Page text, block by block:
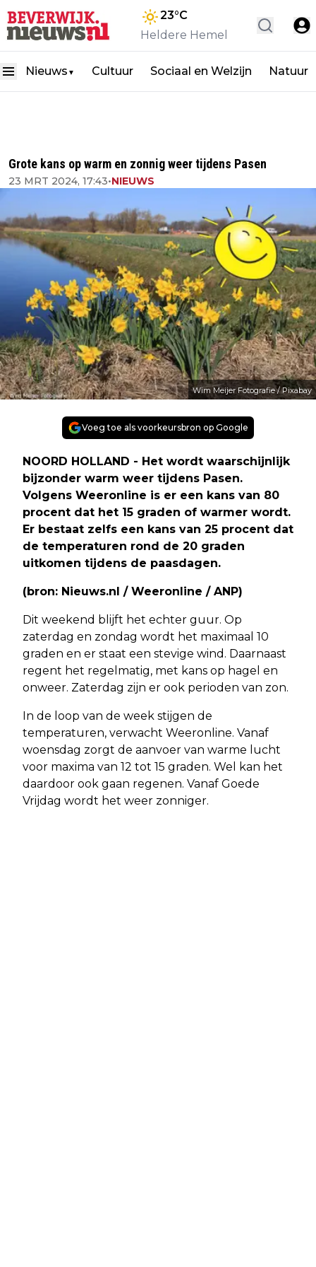
23°C
Heldere Hemel
Nieuws ▼ Cultuur Sociaal en Welzijn Natuur
Grote kans op warm en zonnig weer tijdens Pasen
23 MRT 2024, 17:43•NIEUWS
Wim Meijer Fotografie / Pixabay
Voeg toe als voorkeursbron op Google
NOORD HOLLAND - Het wordt waarschijnlijk
bijzonder warm weer tijdens Pasen.
Volgens Weeronline is er een kans van 80
procent dat het 15 graden of warmer wordt.
Er bestaat zelfs een kans van 25 procent dat
de temperaturen rond de 20 graden
uitkomen tijdens de paasdagen.
(bron: Nieuws.nl / Weeronline / ANP)
Dit weekend blijft het echter guur. Op
zaterdag en zondag wordt het maximaal 10
graden en er staat een stevige wind. Daarnaast
regent het regelmatig, met kans op hagel en
onweer. Zaterdag zijn er ook perioden van zon.
In de loop van de week stijgen de
temperaturen, verwacht Weeronline. Vanaf
woensdag zorgt de aanvoer van warme lucht
voor maxima van 12 tot 15 graden. Wel kan het
daardoor ook gaan regenen. Vanaf Goede
Vrijdag wordt het weer zonniger.